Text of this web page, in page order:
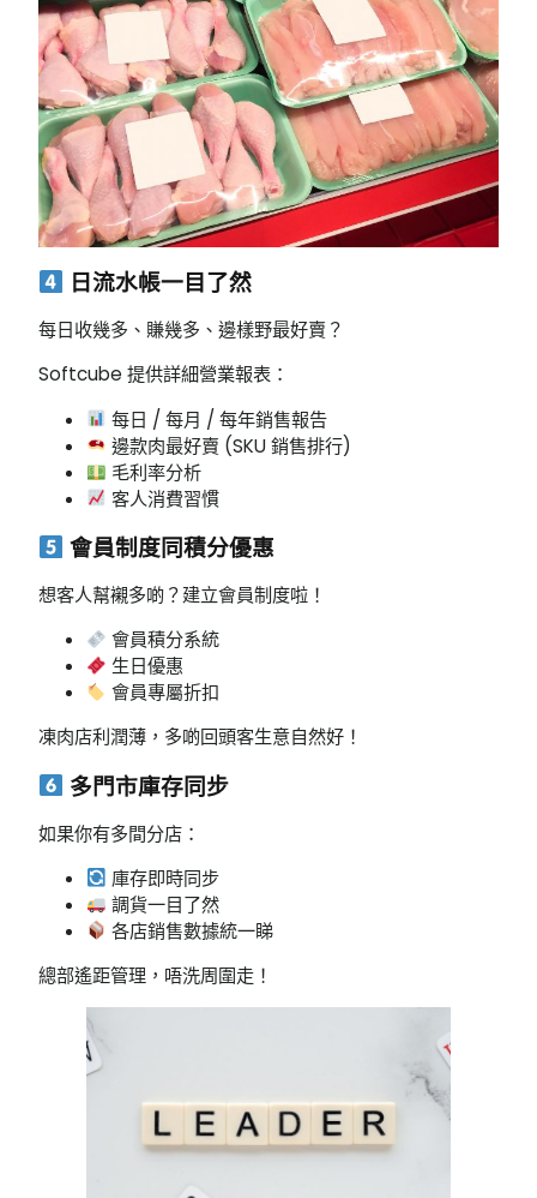
日流水帳一目了然
每日收幾多、賺幾多、邊樣野最好賣？
Softcube 提供詳細營業報表：
每日 / 每月 / 每年銷售報告
邊款肉最好賣 (SKU 銷售排行)
毛利率分析
客人消費習慣
會員制度同積分優惠
想客人幫襯多啲？建立會員制度啦！
會員積分系統
生日優惠
會員專屬折扣
凍肉店利潤薄，多啲回頭客生意自然好！
多門市庫存同步
如果你有多間分店：
庫存即時同步
調貨一目了然
各店銷售數據統一睇
總部遙距管理，唔洗周圍走！